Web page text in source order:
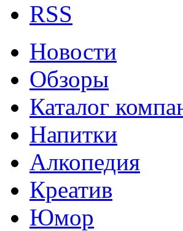
RSS
Новости
Обзоры
Каталог
Напитки
Алкопедия
Креатив
Юмор